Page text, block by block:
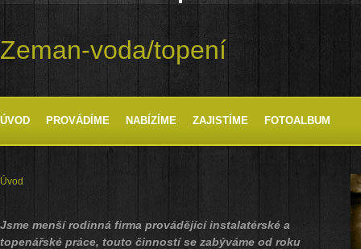
Zeman-voda/topení
ÚVOD PROVÁDÍME NABÍZÍME ZAJISTÍME FOTOALBUM
Úvod
Jsme menší rodinná firma provádějící instalatérské a
topenářské práce, touto činností se zabýváme od roku